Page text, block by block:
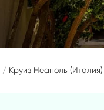
Круиз Неаполь